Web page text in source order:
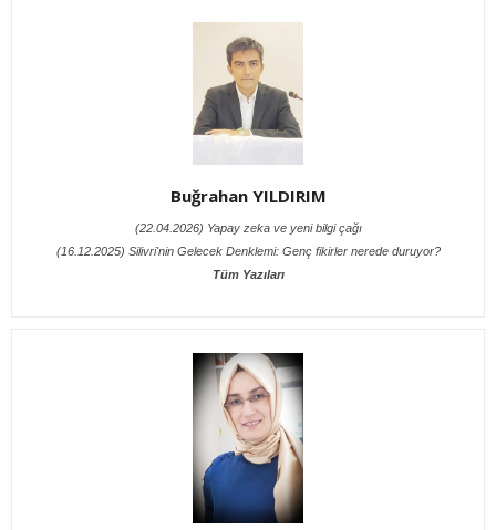
Buğrahan YILDIRIM
(22.04.2026) Yapay zeka ve yeni bilgi çağı
(16.12.2025) Silivri'nin Gelecek Denklemi: Genç fikirler nerede duruyor?
Tüm Yazıları